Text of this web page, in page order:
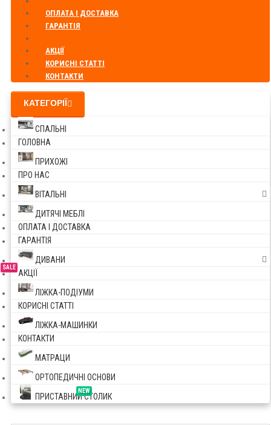
ОПЛАТА І ДОСТАВКА
ГАРАНТІЯ
АКЦІЇ
КОРИСНІ СТАТТІ
КОНТАКТИ
КАТЕГОРІЇ
СПАЛЬНІ
ГОЛОВНА
ПРИХОЖІ
ПРО НАС
ВІТАЛЬНІ
ДИТЯЧІ МЕБЛІ
ОПЛАТА І ДОСТАВКА
ГАРАНТІЯ
ДИВАНИ
SALE
АКЦІЇ
ЛІЖКА-ПОДІУМИ
КОРИСНІ СТАТТІ
ЛІЖКА-МАШИНКИ
КОНТАКТИ
МАТРАЦИ
ОРТОПЕДИЧНІ ОСНОВИ
NEW
ПРИСТАВНИЙ СТОЛИК